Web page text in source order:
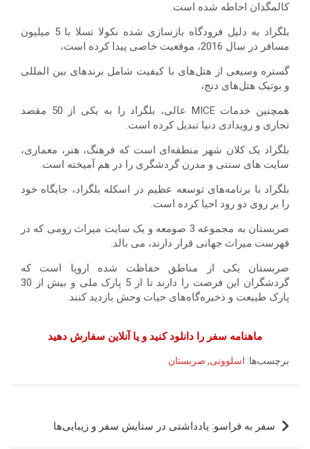
کالمگدان احاطه شده است.
بلگراد به دلیل فرودگاه بازسازی شده نکولا تسلا با 5 میلیون
مسافر در سال 2016، موقعیت خاصی پیدا کرده است،
گستره وسیعی از هتل‌های با کیفیت شامل برند‌های بین المللی
و بوتیک هتل‌های دنج،
همچنین خدمات MICE عالی، بلگراد را به یکی از 50 مقصد
تجاری و رویدادی دنیا تبدیل کرده است.
بلگراد یک کلان شهر منطقه‌ای است که فرهنگ، هنر، معماری،
سایت های سنتی و مدرن گردشگری را در هم آمیخته است.
بلگراد با برنامه‌های توسعه عظیم در اسکله بلگراد، جایگاه خود
را بر روی دو رود احیا کرده است.
صربستان به مجموعه 3 صومعه و یک سایت میراث رومی که در
فهرست میراث جهانی قرار دارند، می بالد.
صربستان یکی از مناطق حفاظت شده اروپا است که
گردشگران این فرصت را دارند تا از 5 پارک ملی و بیش از 30
پارک طبیعت و ذخیره‌گاه‌های حیات وحش بازدید کنند.
ماهنامه سفر را دانلود کنید و یا آنلاین سفارش دهید
برچسب‌ها: اسلوونی, صربستان
راهبری
نوشته
سفر به فراسو: یادداشتی در ستایش سفر و زیبایی‌ها